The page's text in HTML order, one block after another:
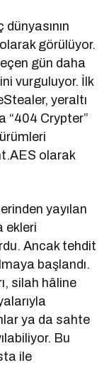
görülüyor.
gün daha
vurguluyor. İlk
yeraltı
“404 Crypter”
olarak
yayılan
ekleri
Ancak tehdit
başlandı.
silah hâline
ya da sahte
Bu
ile